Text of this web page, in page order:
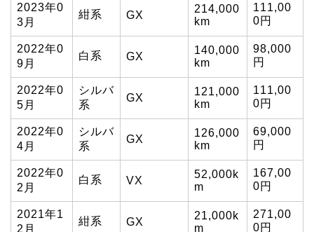
2023年0
3月
紺系 GX
214,000
km
111,00
0円
2022年0
9月
白系 GX
140,000
km
98,000
円
2022年0
5月
シルバ
系
GX
121,000
km
111,00
0円
2022年0
4月
シルバ
系
GX
126,000
km
69,000
円
2022年0
2月
白系 VX
52,000k
m
167,00
0円
2021年1
2月
紺系 GX
21,000k
m
271,00
0円